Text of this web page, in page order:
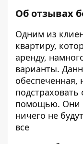
Об отзывах
Одним из
квартиру,
аренду,
варианты.
подстраховать
помощью. Они
ничего не
все